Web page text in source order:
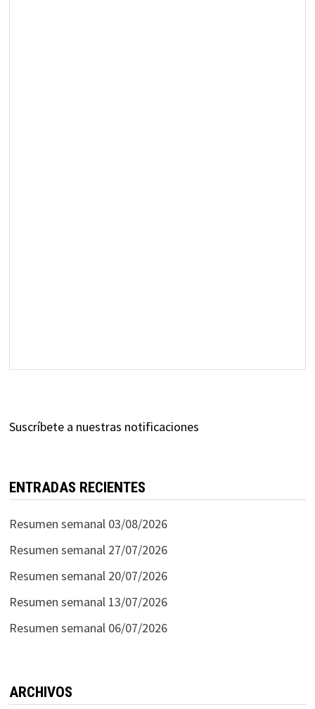
Suscríbete a nuestras notificaciones
ENTRADAS RECIENTES
Resumen semanal 03/08/2026
Resumen semanal 27/07/2026
Resumen semanal 20/07/2026
Resumen semanal 13/07/2026
Resumen semanal 06/07/2026
ARCHIVOS